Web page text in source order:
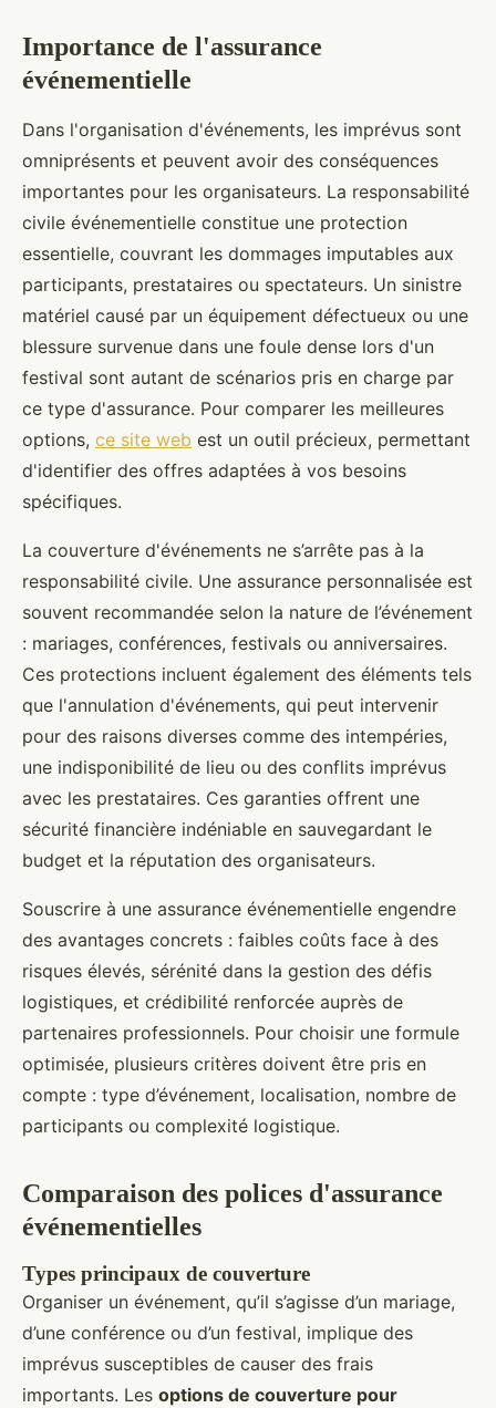
Importance de l'assurance
événementielle
Dans l'organisation d'événements, les imprévus sont
omniprésents et peuvent avoir des conséquences
importantes pour les organisateurs. La responsabilité
civile événementielle constitue une protection
essentielle, couvrant les dommages imputables aux
participants, prestataires ou spectateurs. Un sinistre
matériel causé par un équipement défectueux ou une
blessure survenue dans une foule dense lors d'un
festival sont autant de scénarios pris en charge par
ce type d'assurance. Pour comparer les meilleures
options, ce site web est un outil précieux, permettant
d'identifier des offres adaptées à vos besoins
spécifiques.
La couverture d'événements ne s’arrête pas à la
responsabilité civile. Une assurance personnalisée est
souvent recommandée selon la nature de l’événement
: mariages, conférences, festivals ou anniversaires.
Ces protections incluent également des éléments tels
que l'annulation d'événements, qui peut intervenir
pour des raisons diverses comme des intempéries,
une indisponibilité de lieu ou des conflits imprévus
avec les prestataires. Ces garanties offrent une
sécurité financière indéniable en sauvegardant le
budget et la réputation des organisateurs.
Souscrire à une assurance événementielle engendre
des avantages concrets : faibles coûts face à des
risques élevés, sérénité dans la gestion des défis
logistiques, et crédibilité renforcée auprès de
partenaires professionnels. Pour choisir une formule
optimisée, plusieurs critères doivent être pris en
compte : type d’événement, localisation, nombre de
participants ou complexité logistique.
Comparaison des polices d'assurance
événementielles
Types principaux de couverture
Organiser un événement, qu’il s’agisse d’un mariage,
d’une conférence ou d’un festival, implique des
imprévus susceptibles de causer des frais
importants. Les options de couverture pour